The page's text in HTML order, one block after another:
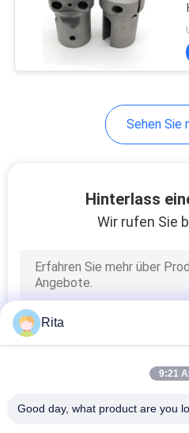
Sehen Sie
Hinterlass
Wir rufen Sie
Rita
9:21
Good day, what product are you